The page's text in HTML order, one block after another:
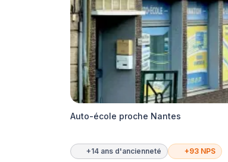
Auto-école proche Nantes
+14 ans d'ancienneté +93 NPS